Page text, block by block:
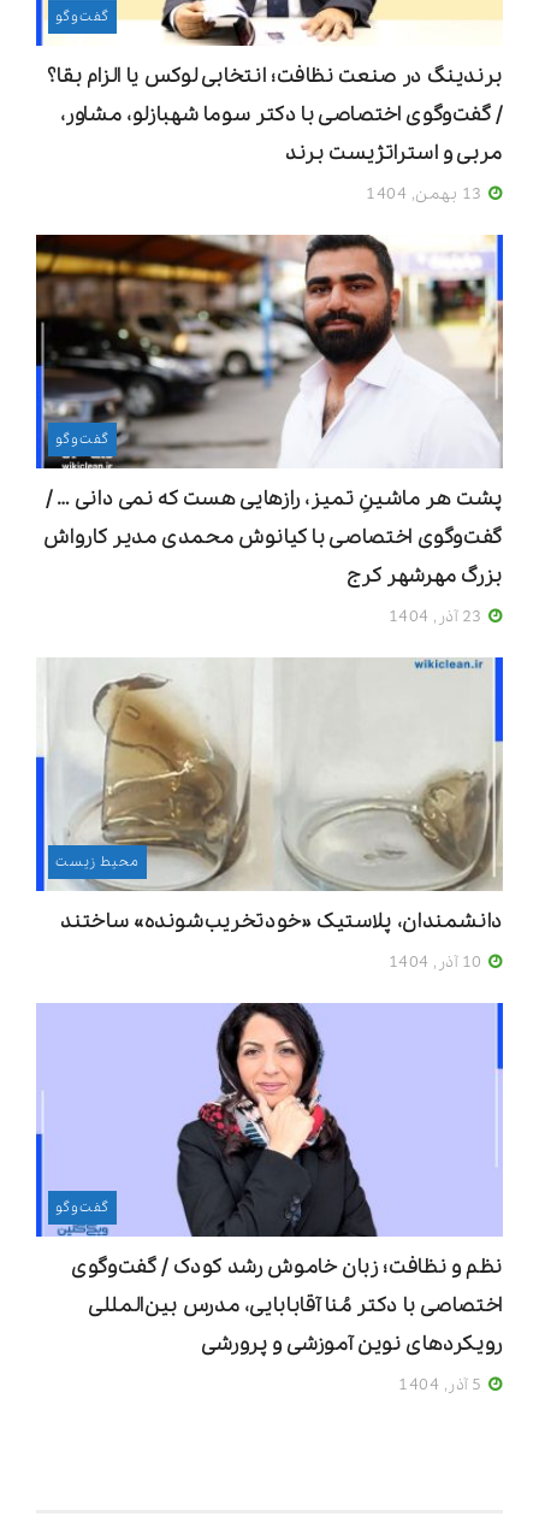
گفت‌وگو
برندینگ در صنعت نظافت؛ انتخابی لوکس یا الزام بقا؟
/ گفت‌وگوی اختصاصی با دکتر سوما شهبازلو، مشاور،
مربی و استراتژیست برند
گفت‌وگو
پشت هر ماشینِ تمیز، رازهایی هست که نمی دانی … /
گفت‌وگوی اختصاصی با کیانوش محمدی مدیر کارواش
بزرگ مهرشهر کرج
محیط زیست
دانشمندان، پلاستیک «خودتخریب‌شونده» ساختند
گفت‌وگو
نظم و نظافت؛ زبان خاموش رشد کودک / گفت‌وگوی
اختصاصی با دکتر مُنا آقابابایی، مدرس بین‌المللی
رویکردهای نوین آموزشی و پرورشی